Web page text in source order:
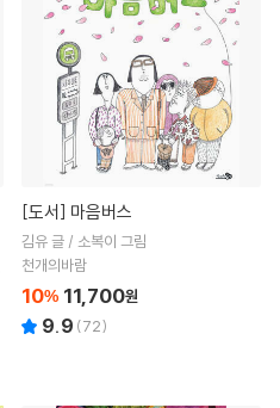
[도서] 마음버스
김유 글 / 소복이 그림
천개의바람
10% 11,700원
9.9 (72)